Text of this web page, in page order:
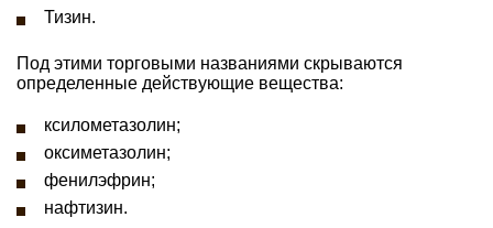
Тизин.
Под этими торговыми названиями скрываются
определенные действующие вещества:
ксилометазолин;
оксиметазолин;
фенилэфрин;
нафтизин.